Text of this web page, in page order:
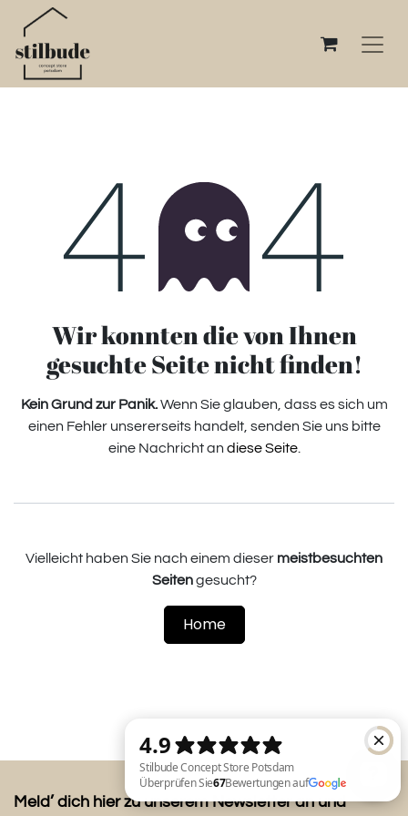
Fehler 404
Wir konnten die von Ihnen
gesuchte Seite nicht finden!
Kein Grund zur Panik.Wenn Sie glauben, dass es sich um
einen Fehler unsererseits handelt, senden Sie uns bitte
eine Nachricht an diese Seite.
Vielleicht haben Sie nach einem dieser meistbesuchten
Seitengesucht?
Home
Meld’ dich hier zu unserem Newsletter an und